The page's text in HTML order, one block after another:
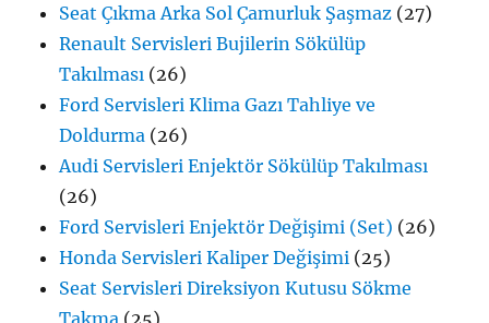
Seat Çıkma Arka Sol Çamurluk Şaşmaz (27)
Renault Servisleri Bujilerin Sökülüp
Takılması (26)
Ford Servisleri Klima Gazı Tahliye ve
Doldurma (26)
Audi Servisleri Enjektör Sökülüp Takılması
(26)
Ford Servisleri Enjektör Değişimi (Set) (26)
Honda Servisleri Kaliper Değişimi (25)
Seat Servisleri Direksiyon Kutusu Sökme
Takma (25)